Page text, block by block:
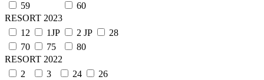
59
60
RESORT 2023
12
1JP 2 JP
28
70
75
80
RESORT 2022
2
3 24
26